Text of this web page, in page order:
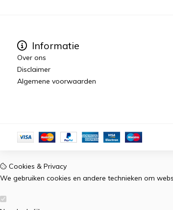
Informatie
Over ons
Disclaimer
Algemene voorwaarden
Cookies & Privacy
We gebruiken cookies en andere technieken om